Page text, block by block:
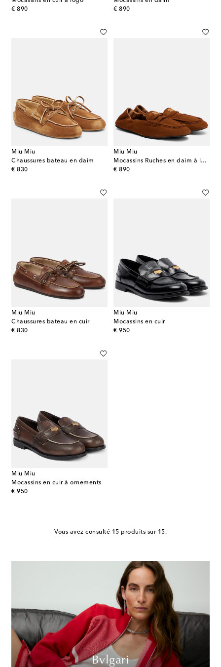
€ 890
original price
€ 890
original price
Miu Miu
Chaussures bateau en daim
€ 830
original price
Miu Miu
Mocassins Ruches en daim à logo
€ 890
original price
Miu Miu
Chaussures bateau en cuir
€ 830
original price
Miu Miu
Mocassins en cuir
€ 950
original price
Miu Miu
Mocassins en cuir à ornements
€ 950
original price
Vous avez consulté 15 produits sur 15.
Bvlgari